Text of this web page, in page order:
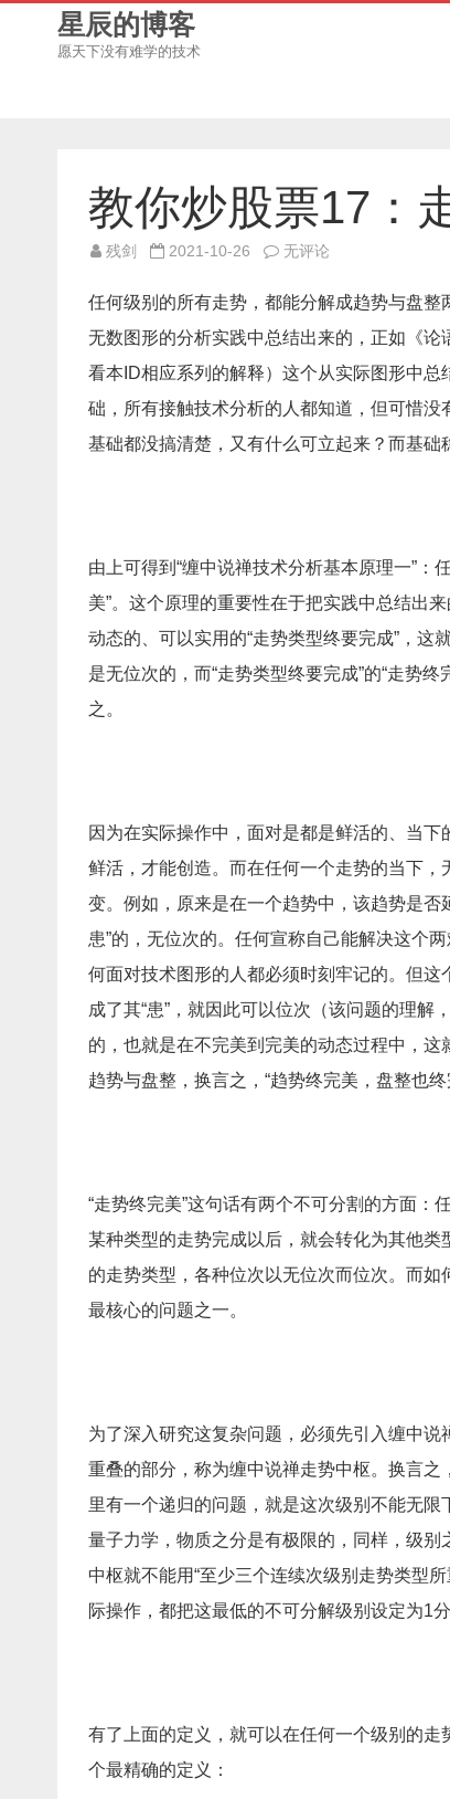
星辰的博客
愿天下没有难学的技术
教你炒股票17：
残剑 2021-10-26
教
股
票
17：
走
终
美
无评论
任何级别的所有走势，都能分解成趋势与盘
无数图形的分析实践中总结出来的，正如《论
看本ID相应系列的解释）这个从实际图形中
础，所有接触技术分析的人都知道，但可惜没
基础都没搞清楚，又有什么可立起来？而基础
由上可得到“缠中说禅技术分析基本原理一”
美”。这个原理的重要性在于把实践中总结出
动态的、可以实用的“走势类型终要完成”，这
是无位次的，而“走势类型终要完成”的“走势
之。
因为在实际操作中，面对是都是鲜活的、当下
鲜活，才能创造。而在任何一个走势的当下
变。例如，原来是在一个趋势中，该趋势是
患”的，无位次的。任何宣称自己能解决这个
何面对技术图形的人都必须时刻牢记的。但这
成了其“患”，就因此可以位次（该问题的理
的，也就是在不完美到完美的动态过程中，这
趋势与盘整，换言之，“趋势终完美，盘整也终
“走势终完美”这句话有两个不可分割的方面
某种类型的走势完成以后，就会转化为其他类
的走势类型，各种位次以无位次而位次。而
最核心的问题之一。
为了深入研究这复杂问题，必须先引入缠中
重叠的部分，称为缠中说禅走势中枢。换言
里有一个递归的问题，就是这次级别不能无限
量子力学，物质之分是有极限的，同样，级
中枢就不能用“至少三个连续次级别走势类型
际操作，都把这最低的不可分解级别设定为1
有了上面的定义，就可以在任何一个级别的走
个最精确的定义：